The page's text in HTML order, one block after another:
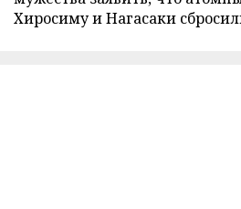
Хиросиму и Нагасаки